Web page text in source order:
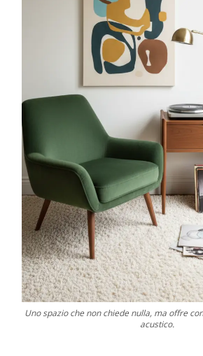
Uno spazio che non chiede nulla, ma offre
acustico.